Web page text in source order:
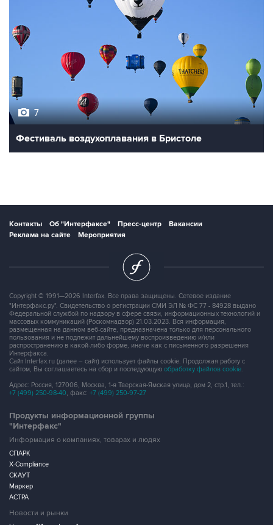
7
Фестиваль воздухоплавания в Бристоле
Контакты Об "Интерфаксе" Пресс-центр
Вакансии
Реклама на сайте
Мероприятия
Copyright © 1991—2026 Interfax. Все права защищены. Сетевое издание
"Интерфакс.ру". Свидетельство о регистрации СМИ ЭЛ № ФС 77 - 84928 выдано
Федеральной службой по надзору в сфере связи, информационных технологий и
массовых коммуникаций (Роскомнадзор) 21.03.2023. Вся информация,
размещенная на данном веб-сайте, предназначена только для персонального
пользования и не подлежит дальнейшему воспроизведению и/или
распространению в какой-либо форме, иначе как с письменного разрешения
Интерфакса.
Сайт Interfax.ru (далее – сайт) использует файлы cookie. Продолжая работу с
сайтом, Вы соглашаетесь на сбор и последующую обработку файлов cookie.
Адрес: Россия, 127006, Москва, 1-я Тверская-Ямская улица, дом 2, стр.1, тел.:
+7 (499) 250-98-40, факс: +7 (499) 250-97-27
Продукты информационной группы
"Интерфакс"
Информация о компаниях, товарах и людях
СПАРК
X-Compliance
СКАУТ
Маркер
АСТРА
Новости и рынки